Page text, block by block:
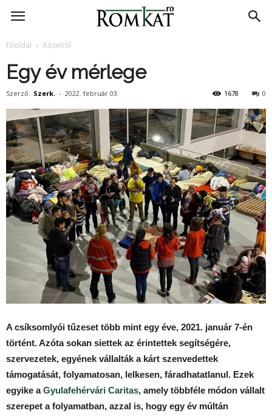
RomKat.ro
Főoldal Közelről
Egy év mérlege
Szerző: Szerk. - 2022. február 03. 0
1678
A csíksomlyói tűzeset több mint egy éve, 2021. január 7-én
történt. Azóta sokan siettek az érintettek segítségére,
szervezetek, egyének vállalták a kárt szenvedettek
támogatását, folyamatosan, lelkesen, fáradhatatlanul. Ezek
egyike aGyulafehérvári Caritas, amely többféle módon vállalt
szerepet a folyamatban, azzal is, hogy egy év múltán